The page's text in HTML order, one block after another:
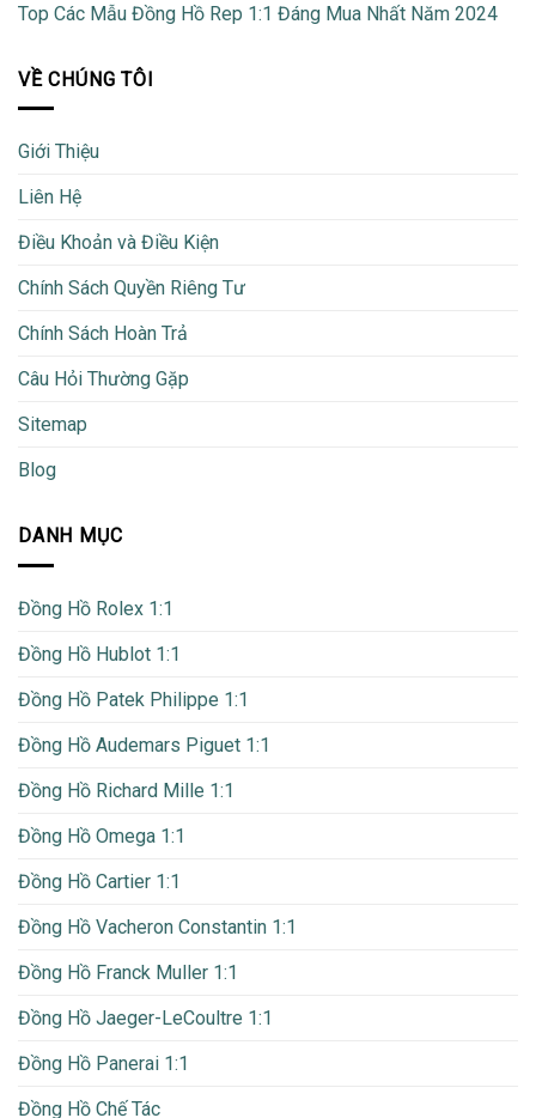
Top Các Mẫu Đồng Hồ Rep 1:1 Đáng Mua Nhất Năm 2024
VỀ CHÚNG TÔI
Giới Thiệu
Liên Hệ
Điều Khoản và Điều Kiện
Chính Sách Quyền Riêng Tư
Chính Sách Hoàn Trả
Câu Hỏi Thường Gặp
Sitemap
Blog
DANH MỤC
Đồng Hồ Rolex 1:1
Đồng Hồ Hublot 1:1
Đồng Hồ Patek Philippe 1:1
Đồng Hồ Audemars Piguet 1:1
Đồng Hồ Richard Mille 1:1
Đồng Hồ Omega 1:1
Đồng Hồ Cartier 1:1
Đồng Hồ Vacheron Constantin 1:1
Đồng Hồ Franck Muller 1:1
Đồng Hồ Jaeger-LeCoultre 1:1
Đồng Hồ Panerai 1:1
Đồng Hồ Chế Tác